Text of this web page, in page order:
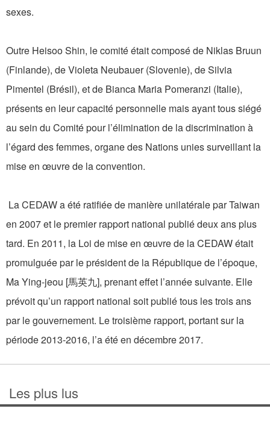
sexes.
Outre Heisoo Shin, le comité était composé de Niklas Bruun
(Finlande), de Violeta Neubauer (Slovenie), de Silvia
Pimentel (Brésil), et de Bianca Maria Pomeranzi (Italie),
présents en leur capacité personnelle mais ayant tous siégé
au sein du Comité pour l’élimination de la discrimination à
l’égard des femmes, organe des Nations unies surveillant la
mise en œuvre de la convention.
La CEDAW a été ratifiée de manière unilatérale par Taiwan
en 2007 et le premier rapport national publié deux ans plus
tard. En 2011, la Loi de mise en œuvre de la CEDAW était
promulguée par le président de la République de l’époque,
Ma Ying-jeou [馬英九], prenant effet l’année suivante. Elle
prévoit qu’un rapport national soit publié tous les trois ans
par le gouvernement. Le troisième rapport, portant sur la
période 2013-2016, l’a été en décembre 2017.
Les plus lus